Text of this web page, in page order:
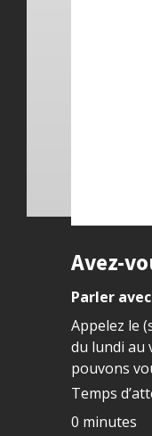
Site
Avez-
Parler avec
Appelez le
du lundi au
pouvons
Temps
0 minutes